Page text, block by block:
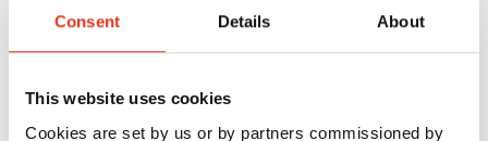
Consent Details About
This website uses cookies
Cookies are set by us or by partners commissioned by
Productnr.: Perskracht:
HSM VK
4212
6647002 420 kN